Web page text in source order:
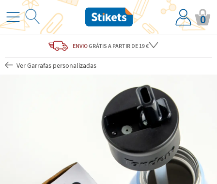
0
ENVIOGRÁTIS A PARTIR DE 19 €
Ver Garrafas personalizadas